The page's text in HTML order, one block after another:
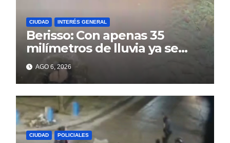
CIUDAD INTERÉS GENERAL
Berisso: Con apenas 35
milímetros de lluvia ya se
sienten los problemas
AGO 6, 2026
CIUDAD POLICIALES